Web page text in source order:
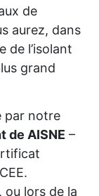
de
aurez, dans
de l’isolant
grand
par notre
de AISNE –
lors de la